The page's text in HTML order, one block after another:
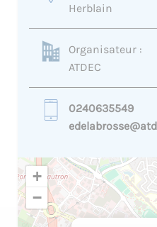
Herblain
Organisateur :
ATDEC
0240635549
+
−